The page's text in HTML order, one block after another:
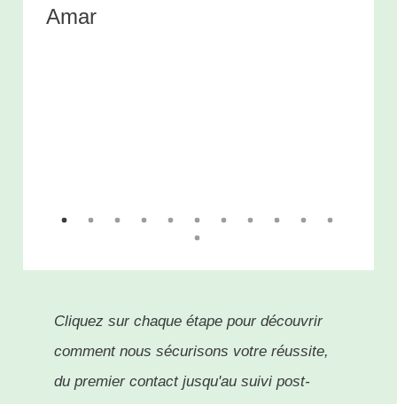
Amar
Cliquez sur chaque étape pour découvrir
comment nous sécurisons votre réussite,
du premier contact jusqu'au suivi post-